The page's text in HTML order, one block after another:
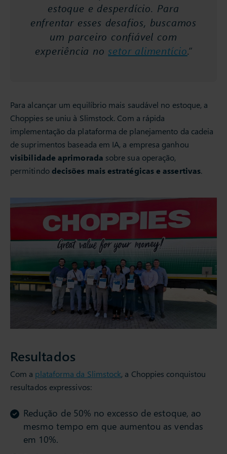
estoque e desperdício. Para
enfrentar esses desafios, buscamos
um parceiro confiável com
experiência nosetor alimentício.”
Para alcançar um equilíbrio mais saudável no estoque, a
Choppies se uniu à Slimstock. Com a rápida
implementação da plataforma de planejamento da cadeia
de suprimentos baseada em IA, a empresa ganhou
visibilidade aprimorada sobre sua operação,
permitindodecisões mais estratégicas e assertivas.
Resultados
Com a plataforma da Slimstock, a Choppies conquistou
resultados expressivos:
Redução de 50% no excesso de estoque, ao
mesmo tempo em que aumentou as vendas
em 10%.